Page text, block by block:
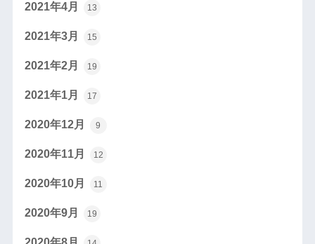
2021年4月 13
2021年3月 15
2021年2月 19
2021年1月 17
2020年12月 9
2020年11月 12
2020年10月 11
2020年9月 19